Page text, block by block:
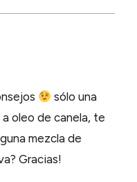
sólo una
oleo de canela, te
mezcla de
Gracias!